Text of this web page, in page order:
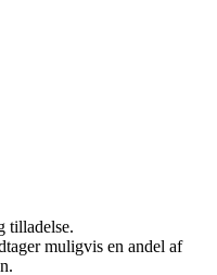
tilladelse.
muligvis en andel af